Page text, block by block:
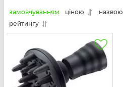
замовчуванням ціною
назвою
рейтингу